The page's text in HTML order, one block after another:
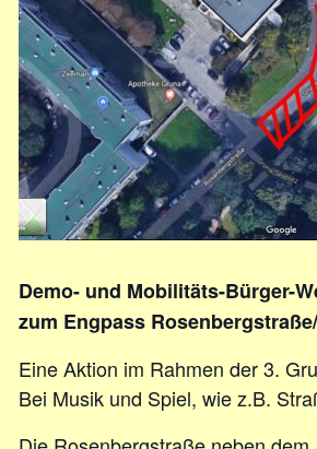
Demo- und Mobilitäts-Bürger-
zum Engpass
Eine Aktion im Rahmen der 3.
Bei Musik und Spiel, wie z.B.